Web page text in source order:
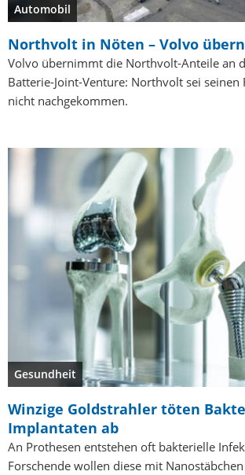
Automobil
Northvolt in Nöten – Volvo
Volvo übernimmt die Northvolt-Anteile an
Batterie-Joint-Venture: Northvolt sei
nicht nachgekommen.
Gesundheit
Winzige Goldstrahler töten
Implantaten ab
An Prothesen entstehen oft bakterielle
Forschende wollen diese mit